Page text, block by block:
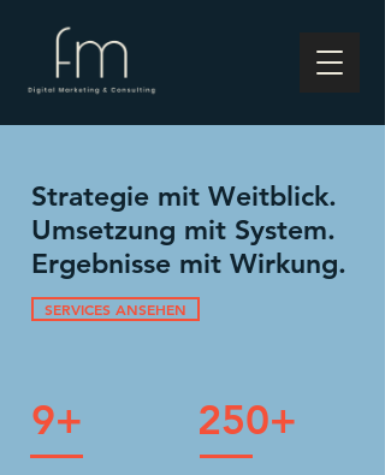
Strategie mit Weitblick.
Umsetzung mit System.
Ergebnisse mit Wirkung.
SERVICES ANSEHEN
9+ 250+